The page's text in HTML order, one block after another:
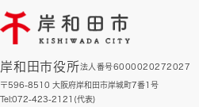
岸和田市役所法人番号6000020272027
〒596-8510 大阪府岸和田市岸城町7番1号
Tel:072-423-2121(代表)